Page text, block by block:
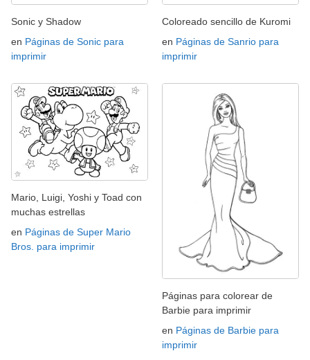
Sonic y Shadow
en Páginas de Sonic para
imprimir
Coloreado sencillo de Kuromi
en Páginas de Sanrio para
imprimir
Mario, Luigi, Yoshi y Toad con
muchas estrellas
en Páginas de Super Mario
Bros. para imprimir
Páginas para colorear de
Barbie para imprimir
en Páginas de Barbie para
imprimir